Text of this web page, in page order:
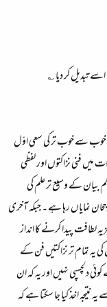
تبدیل کر دیا ؎
۔ خوب سے خوب تر کی سعی اوّل
فنی نزاکتوں اور لفظی
بیان کے وسیع تر علم کی
نمایاں رہا ہے ۔ جبکہ آخری
پیدا کرنے کا انداز
تمام تر نزاکتیں فن کے
دلچسپی نہیں اور یہ کہ ان
اخذ کیا جا سکتا ہے کہ